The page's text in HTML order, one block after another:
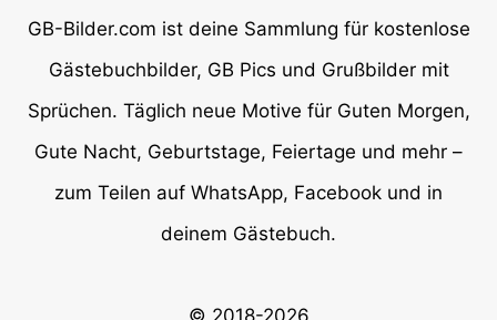
GB-Bilder.com ist deine Sammlung für kostenlose
Gästebuchbilder, GB Pics und Grußbilder mit
Sprüchen. Täglich neue Motive für Guten Morgen,
Gute Nacht, Geburtstage, Feiertage und mehr –
zum Teilen auf WhatsApp, Facebook und in
deinem Gästebuch.
© 2018-2026